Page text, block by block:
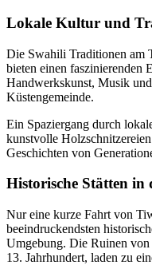
Lokale Kultur und
Die Swahili Traditionen am
bieten einen faszinierenden
Handwerkskunst, Musik
Küstengemeinde.
Ein Spaziergang durch
kunstvolle
Geschichten von
Historische Stätten in
Nur eine kurze Fahrt von
beeindruckendsten
Umgebung. Die Ruinen von
13. Jahrhundert, laden zu